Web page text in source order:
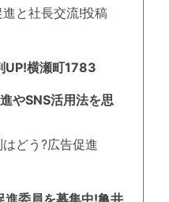
と社長交流!投稿
UP!横瀬町1783
やSNS活用法を思
どう?広告促進
進委員を募集中!亀井